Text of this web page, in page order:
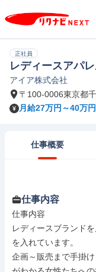
正社員
レディースアパ
アイア株式会社
〒100-0006東京都
月給27万円～40万円
仕事概要
仕事内容
仕事内容
レディースブランド
を入れています。
企画～販売まで手掛